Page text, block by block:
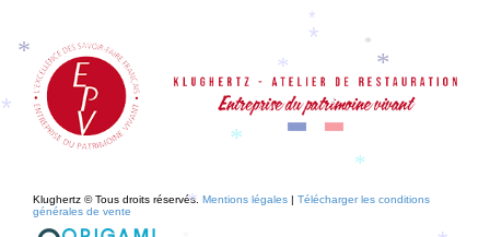
Klughertz © Tous droits réservés. Mentions légales | Télécharger les conditions
générales de vente
*
*
*
*
*
*
*
*
*
*
*